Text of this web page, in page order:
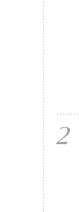
2